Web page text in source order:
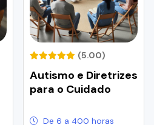
(5.00)
Autismo e Diretrizes
para o Cuidado
De 6 a 400 horas